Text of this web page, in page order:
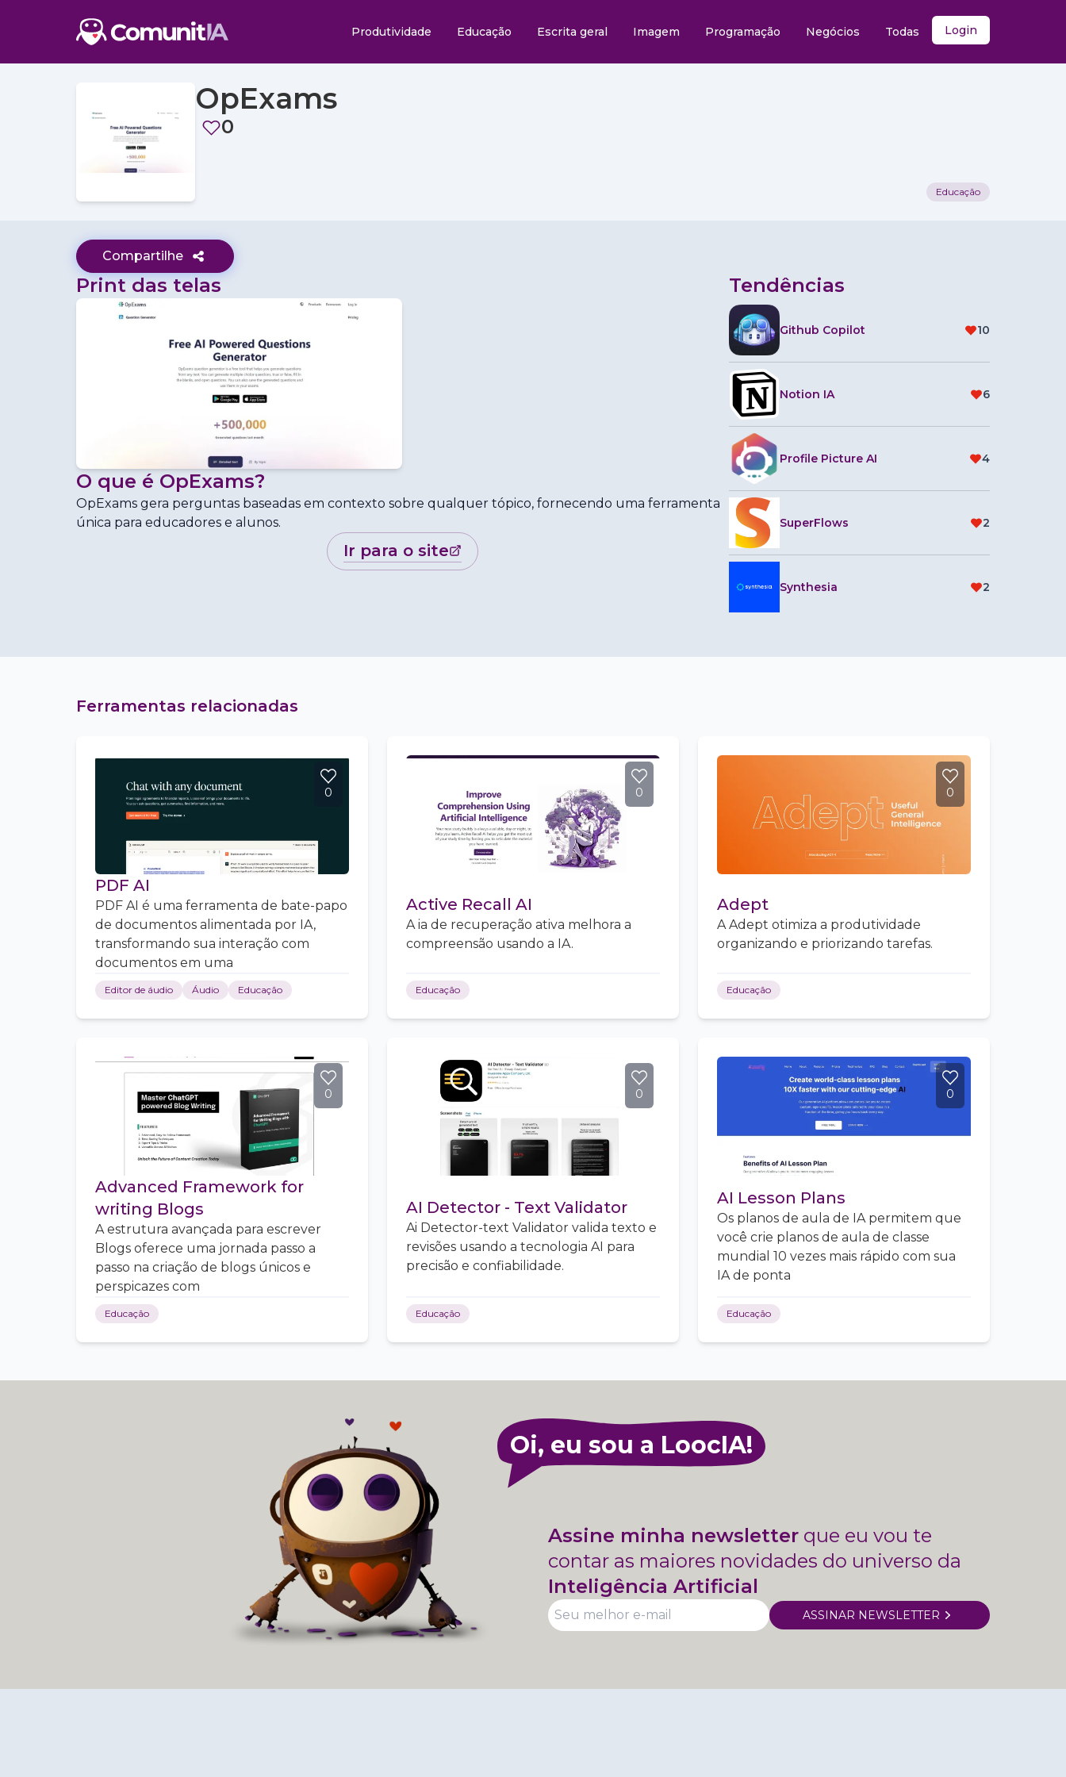
Produtividade Educação Escrita geral Imagem Programação Negócios Todas Login
OpExams
0
Educação
Compartilhe
Print das telas
O que é OpExams?
OpExams gera perguntas baseadas em contexto sobre qualquer tópico, fornecendo uma ferramenta
única para educadores e alunos.
ir para o site
Tendências
Github Copilot 10
Notion IA 6
Profile Picture AI 4
SuperFlows 2
Synthesia 2
Ferramentas relacionadas
0
PDF AI
PDF AI é uma ferramenta de bate-papo
de documentos alimentada por IA,
transformando sua interação com
documentos em uma
Editor de áudio Áudio Educação
0
Active Recall AI
A ia de recuperação ativa melhora a
compreensão usando a IA.
Educação
0
Adept
A Adept otimiza a produtividade
organizando e priorizando tarefas.
Educação
0
Advanced Framework for
writing Blogs
A estrutura avançada para escrever
Blogs oferece uma jornada passo a
passo na criação de blogs únicos e
perspicazes com
Educação
0
AI Detector - Text Validator
Ai Detector-text Validator valida texto e
revisões usando a tecnologia AI para
precisão e confiabilidade.
Educação
0
AI Lesson Plans
Os planos de aula de IA permitem que
você crie planos de aula de classe
mundial 10 vezes mais rápido com sua
IA de ponta
Educação
Oi, eu sou a LoocIA!
Assine minha newsletter que eu vou te
contar as maiores novidades do universo da
Inteligência Artificial
ASSINAR NEWSLETTER